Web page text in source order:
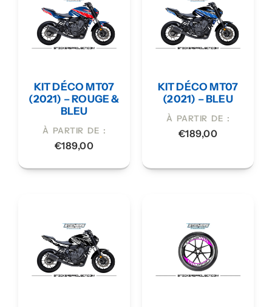
KIT DÉCO MT07
(2021) – ROUGE &
BLEU
À PARTIR DE :
€189,00
KIT DÉCO MT07
(2021) – BLEU
À PARTIR DE :
€189,00